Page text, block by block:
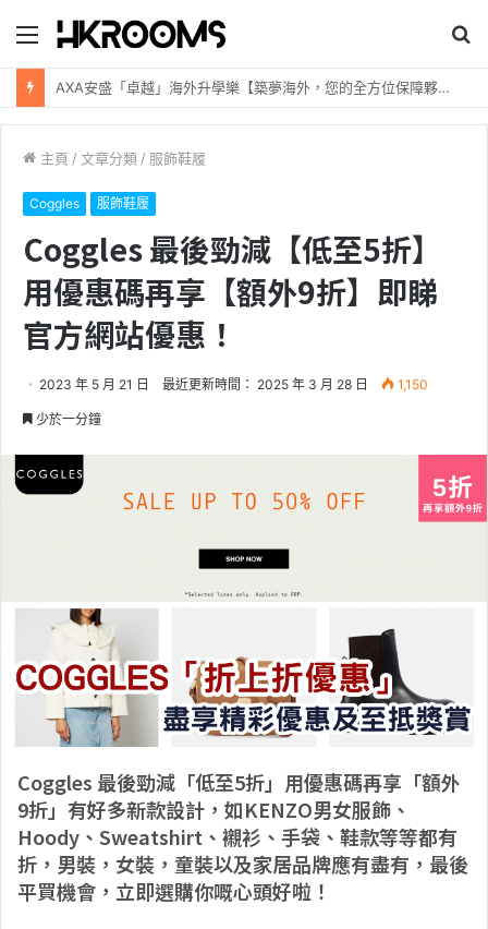
目
錄
尋
新加坡航空【2026年全球航線大優惠】樟宜機場世界級設施帶您環遊世界！
主頁 / 文章分類 / 服飾鞋履
Coggles 服飾鞋履
Coggles 最後勁減【低至5折】
用優惠碼再享【額外9折】即睇
官方網站優惠！
2023 年 5 月 21 日 最近更新時間： 2025 年 3 月 28 日 1,150
少於一分鐘
Coggles 最後勁減「低至5折」用優惠碼再享「額外
9折」有好多新款設計，如KENZO男女服飾、
Hoody、Sweatshirt、襯衫、手袋、鞋款等等都有
折，男裝，女裝，童裝以及家居品牌應有盡有，最後
平買機會，立即選購你嘅心頭好啦！